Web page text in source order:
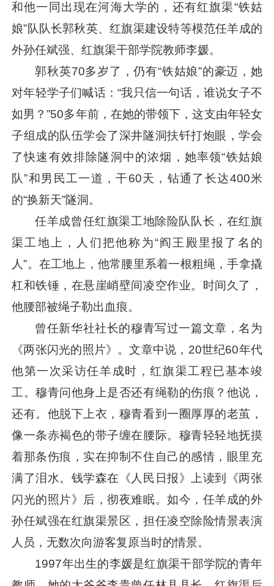
和他一同出现在河海大学的，还有红旗渠“铁姑
娘”队队长郭秋英、红旗渠建设特等模范任羊成的
外孙任斌强、红旗渠干部学院教师李媛。
郭秋英70多岁了，仍有“铁姑娘”的豪迈，她
对年轻学子们喊话：“我只信一句话，谁说女子不
如男？”50多年前，在她的带领下，这支由年轻女
子组成的队伍学会了深井隧洞扶钎打炮眼，学会
了快速有效排除隧洞中的浓烟，她率领“铁姑娘
队”和男民工一道，干60天，钻通了长达400米
的“换新天”隧洞。
任羊成曾任红旗渠工地除险队队长，在红旗
渠工地上，人们把他称为“阎王殿里报了名的
人”。在工地上，他常腰里系着一根粗绳，手拿撬
杠和铁锤，在悬崖峭壁间凌空作业。时间久了，
他腰部被绳子勒出血痕。
曾任新华社社长的穆青写过一篇文章，名为
《两张闪光的照片》。文章中说，20世纪60年代
他第一次采访任羊成时，红旗渠工程已基本竣
工。穆青问他身上是否还有绳勒的伤痕？他说，
还有。他脱下上衣，穆青看到一圈厚厚的老茧，
像一条赤褐色的带子缠在腰际。穆青轻轻地抚摸
着那条伤痕，实在抑制不住自己的感情，眼里充
满了泪水。钱学森在《人民日报》上读到《两张
闪光的照片》后，彻夜难眠。如今，任羊成的外
孙任斌强在红旗渠景区，担任凌空除险情景表演
人员，无数次向游客复原当时的情景。
1997年出生的李媛是红旗渠干部学院的青年